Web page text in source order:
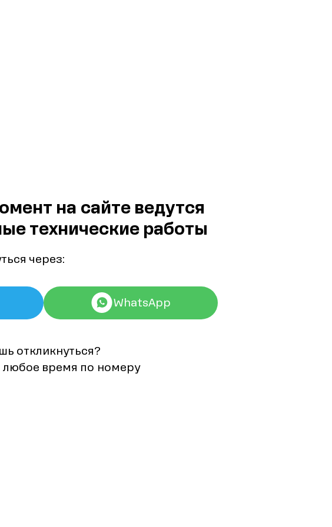
на сайте ведутся
технические работы
через:
WhatsApp
откликнуться?
любое время по номеру